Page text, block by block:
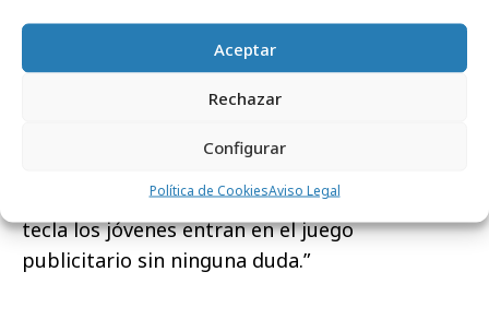
Aceptar
Rechazar
Configurar
Política de CookiesAviso Legal
Generación Z es muy complejo de seducir;
pero me niego a reconocer que a ese target no
le interese la publicidad.Lo que no les
interesa es la publicidad plana, intrusiva y
hecho un buen contenido y si sabemos tocar la
tecla los jóvenes entran en el juego
publicitario sin ninguna duda.”